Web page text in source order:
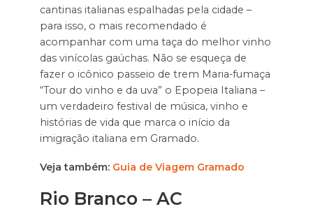
cantinas italianas espalhadas pela cidade –
para isso, o mais recomendado é
acompanhar com uma taça do melhor vinho
das vinícolas gaúchas. Não se esqueça de
fazer o icônico passeio de trem Maria-fumaça
“Tour do vinho e da uva” o Epopeia Italiana –
um verdadeiro festival de música, vinho e
histórias de vida que marca o início da
imigração italiana em Gramado.
Veja também: Guia de Viagem Gramado
Rio Branco – AC